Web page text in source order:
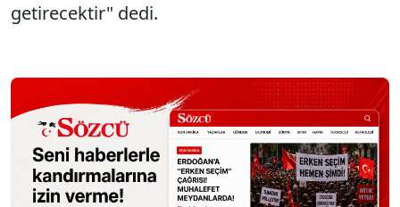
getirecektir" dedi.